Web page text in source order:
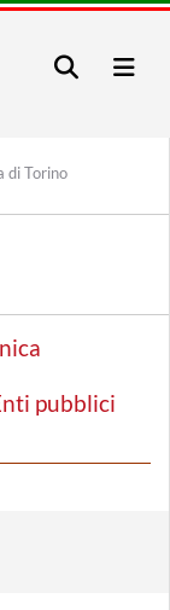
di Torino
pubblici